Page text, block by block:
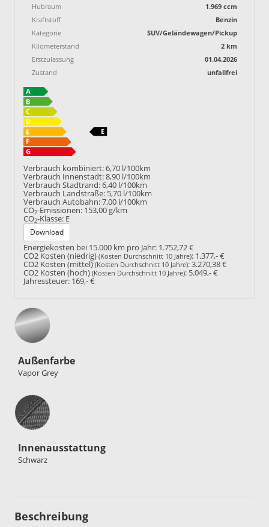
Hubraum
1.969 ccm
Kraftstoff
Benzin
Kategorie
SUV/Geländewagen/Pickup
Kilometerstand
2 km
Erstzulassung
01.04.2026
Zustand
unfallfrei
Verbrauch kombiniert:6,70 l/100km
Verbrauch Innenstadt:8,90 l/100km
Verbrauch Stadtrand:6,40 l/100km
Verbrauch Landstraße: 5,70 l/100km
Verbrauch Autobahn:7,00 l/100km
CO2-Emissionen: 153,00 g/km
CO2-Klasse: E
Download
Energiekosten bei 15.000 km pro Jahr: 1.752,72 €
CO2 Kosten (niedrig) (Kosten Durchschnitt 10 Jahre): 1.377,- €
CO2 Kosten (mittel) (Kosten Durchschnitt 10 Jahre):3.270,38 €
CO2 Kosten (hoch) (Kosten Durchschnitt 10 Jahre): 5.049,- €
Jahressteuer: 169,- €
Außenfarbe
Vapor Grey
Innenausstattung
Innenausstattung
Schwarz
Beschreibung